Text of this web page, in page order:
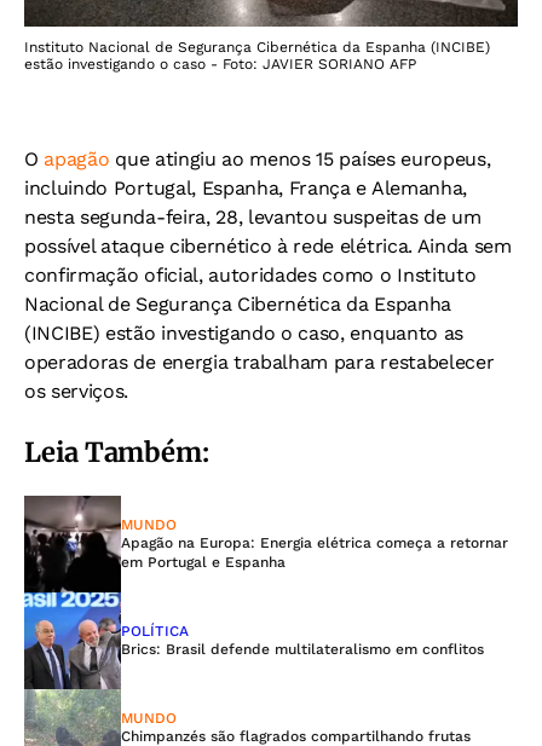
Instituto Nacional de Segurança Cibernética da Espanha (INCIBE)
estão investigando o caso - Foto: JAVIER SORIANO AFP
O apagão que atingiu ao menos 15 países europeus,
incluindo Portugal, Espanha, França e Alemanha,
nesta segunda-feira, 28, levantou suspeitas de um
possível ataque cibernético à rede elétrica. Ainda sem
confirmação oficial, autoridades como o Instituto
Nacional de Segurança Cibernética da Espanha
(INCIBE) estão investigando o caso, enquanto as
operadoras de energia trabalham para restabelecer
os serviços.
Leia Também:
MUNDO
Apagão na Europa: Energia elétrica começa a retornar
em Portugal e Espanha
POLÍTICA
Brics: Brasil defende multilateralismo em conflitos
MUNDO
Chimpanzés são flagrados compartilhando frutas